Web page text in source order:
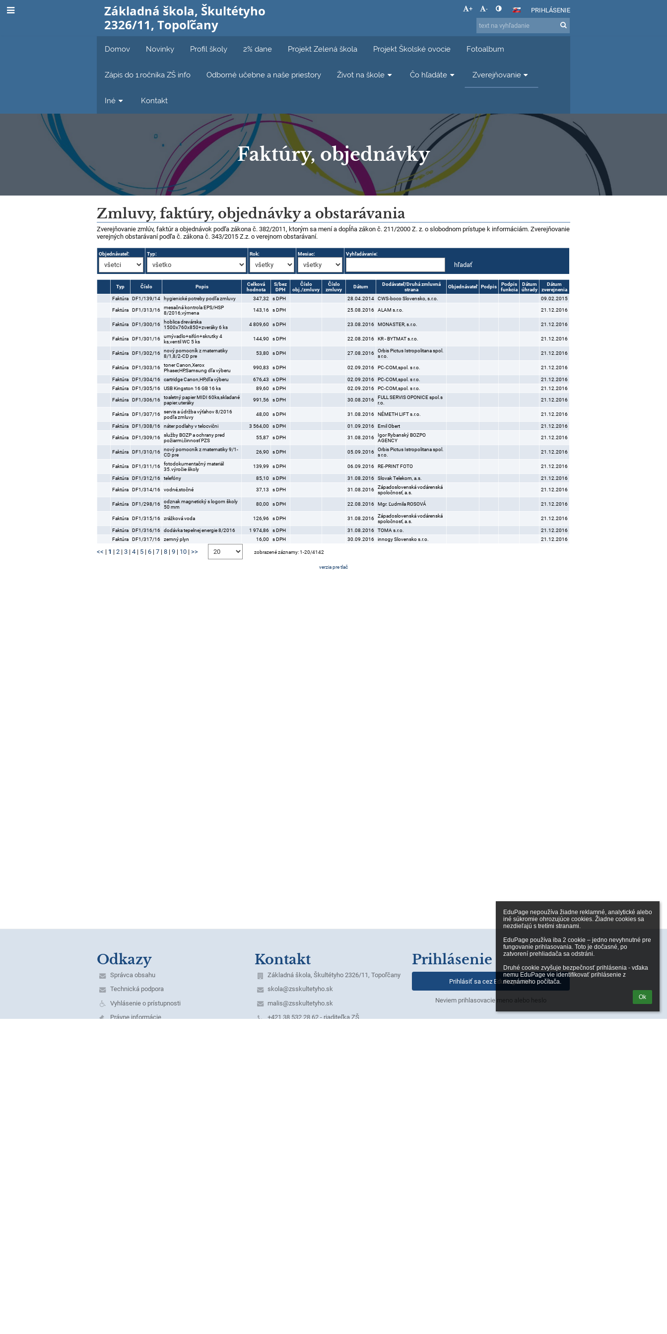
EduPage nepoužíva žiadne reklamné, analytické alebo
iné súkromie ohrozujúce cookies. Žiadne cookies sa
nezdieľajú s tretími stranami.
EduPage používa iba 2 cookie – jedno nevyhnutné pre
fungovanie prihlasovania. Toto je dočasné, po
zatvorení prehliadača sa odstráni.
Druhé cookie zvyšuje bezpečnosť prihlásenia - vďaka
nemu EduPage vie identifikovať prihlásenie z
neznámeho počítača.
Ok
Základná škola, Škultétyho
2326/11, Topoľčany
+ - PRIHLÁSENIE
Domov Novinky Profil školy 2% dane Projekt Zelená škola Projekt Školské ovocie Fotoalbum
Zápis do 1.ročníka ZŠ info Odborné učebne a naše priestory Život na škole Čo hľadáte Zverejňovanie
Iné Kontakt
Faktúry, objednávky
Faktúry,
objednávky
Zmluvy, faktúry, objednávky a obstarávania
Zverejňovanie zmlúv, faktúr a objednávok podľa zákona č. 382/2011, ktorým sa mení a dopĺňa zákon č. 211/2000 Z. z. o slobodnom prístupe k informáciám. Zverejňovanie
verejných obstarávaní podľa č. zákona č. 343/2015 Z.z. o verejnom obstarávaní.
Objednávateľ: Typ: Rok: Mesiac: Vyhľadávanie:
Typ Číslo Popis
Celková
hodnota
S/bez
DPH
Číslo
obj./zmluvy
Číslo
zmluvy
Dátum
Dodávateľ/Druhá zmluvná
strana
Objednávateľ Podpis
Podpis
funkcia
Dátum
úhrady
Dátum
zverejnenia
Faktúra
DF1/139/14 hygienické potreby podľa zmluvy 347,32 s DPH 28.04.2014 CWS-boco Slovensko, s.r.o. 09.02.2015
Faktúra DF1/313/16
mesačná kontrola EPS/HSP
8/2016,výmena
143,16 s DPH 25.08.2016 ALAM s.r.o. 21.12.2016
Faktúra DF1/300/16
hoblica drevárska
1500x760x850+zveráky 6 ks
4 809,60 s DPH 23.08.2016 MONASTER, s.r.o. 21.12.2016
Faktúra DF1/301/16
umývadlo+sifón+skrutky 4
ks,ventil WC 5 ks
144,90 s DPH 22.08.2016 KR - BYTMAT s.r.o. 21.12.2016
Faktúra DF1/302/16
nový pomocník z matematiky
8/1,8/2-CD pre
53,80 s DPH 27.08.2016
Orbis Pictus Istropolitana spol.
s r.o.
21.12.2016
Faktúra DF1/303/16
toner Canon,Xerox
Phaser,HP,Samsung dľa výberu
990,83 s DPH 02.09.2016 PC-COM,spol. s r.o. 21.12.2016
Faktúra DF1/304/16 cartridge Canon,HP,dľa výberu 676,43 s DPH 02.09.2016 PC-COM,spol. s r.o.
21.12.2016
Faktúra
DF1/305/16 USB Kingston 16 GB 16 ks 89,60 s DPH 02.09.2016 PC-COM,spol. s r.o. 21.12.2016
Faktúra DF1/306/16
toaletný papier MIDI 60ks,skladané
papier.uteráky
991,56 s DPH 30.08.2016
FULL SERVIS OPONICE spol.s
r.o.
21.12.2016
Faktúra DF1/307/16
servis a údržba výťahov 8/2016
podľa zmluvy
48,00 s DPH 31.08.2016 NÉMETH LIFT s.r.o. 21.12.2016
Faktúra DF1/308/16 náter podlahy v telocvični 3 564,00 s DPH 01.09.2016 Emil Obert 21.12.2016
Faktúra DF1/309/16
služby BOZP a ochrany pred
požiarmi,činnosť PZS
55,87 s DPH 31.08.2016
Igor Rybanský BOZPO
AGENCY
21.12.2016
Faktúra DF1/310/16
nový pomocník z matematiky 9/1-
CD pre
26,90 s DPH 05.09.2016
Orbis Pictus Istropolitana spol.
s r.o.
21.12.2016
Faktúra DF1/311/16
fotodokumentačný materiál
35.výročie školy
139,99 s DPH 06.09.2016 RE-PRINT FOTO 21.12.2016
Faktúra DF1/312/16 telefóny 85,10 s DPH 31.08.2016 Slovak Telekom, a.s. 21.12.2016
Faktúra DF1/314/16 vodné,stočné 37,13 s DPH 31.08.2016
Západoslovenská vodárenská
spoločnosť, a.s.
21.12.2016
Faktúra DF1/298/16
odznak magnetický s logom školy
50 mm
80,00 s DPH 22.08.2016 Mgr. Ľudmila ROSOVÁ 21.12.2016
Faktúra DF1/315/16 zrážková voda 126,96 s DPH 31.08.2016
Západoslovenská vodárenská
spoločnosť, a.s.
21.12.2016
Faktúra DF1/316/16 dodávka tepelnej energie 8/2016 1 974,86 s DPH 31.08.2016 TOMA s.r.o.
21.12.2016
Faktúra
DF1/317/16 zemný plyn 16,00 s DPH 30.09.2016 innogy Slovensko s.r.o. 21.12.2016
<< | 1 |2 |3 |4 | 5 |6 |7 |8 |9 | 10 |>> zobrazené záznamy: 1-20/4142
verzia pre tlač
Odkazy
Správca obsahu
Technická podpora
Vyhlásenie o prístupnosti
Právne informácie
Kontakt
Základná škola, Škultétyho 2326/11, Topoľčany
skola@zsskultetyho.sk
malis@zsskultetyho.sk
+421 38 532 28 62 - riaditeľka ZŠ
Prihlásenie
Prihlásiť sa cez EduPage účet
Neviem prihlasovacie meno alebo heslo